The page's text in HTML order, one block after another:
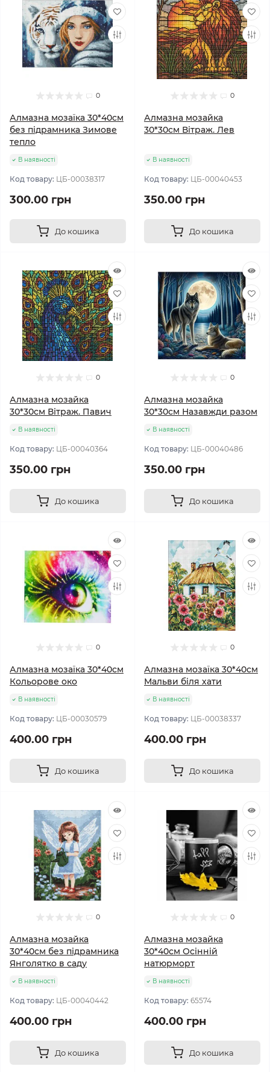
0
Алмазна мозаїка 30*40см
без підрамника Зимове
тепло
В наявності
Код товару: ЦБ-00038317
300.00 грн
До кошика
0
Алмазна мозайка
30*30см Вітраж. Лев
В наявності
Код товару: ЦБ-00040453
350.00 грн
До кошика
0
Алмазна мозайка
30*30см Вітраж. Павич
В наявності
Код товару: ЦБ-00040364
350.00 грн
До кошика
0
Алмазна мозайка
30*30см Назавжди разом
В наявності
Код товару: ЦБ-00040486
350.00 грн
До кошика
0
Алмазна мозаїка 30*40см
Кольорове око
В наявності
Код товару: ЦБ-00030579
400.00 грн
До кошика
0
Алмазна мозаїка 30*40см
Мальви біля хати
В наявності
Код товару: ЦБ-00038337
400.00 грн
До кошика
0
Алмазна мозайка
30*40см без підрамника
Янголятко в саду
В наявності
Код товару: ЦБ-00040442
400.00 грн
До кошика
0
Алмазна мозайка
30*40см Осінній
натюрморт
В наявності
Код товару: 65574
400.00 грн
До кошика